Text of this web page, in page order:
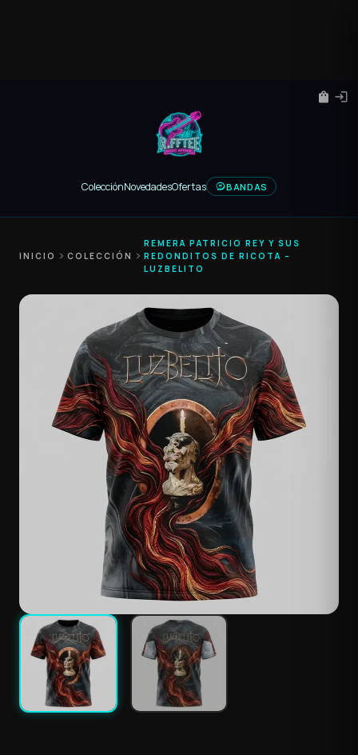
ColecciónNovedadesOfertas BANDAS
shopping_bag login
INICIO chevron_right COLECCIÓN chevron_right
REMERA PATRICIO REY Y SUS
REDONDITOS DE RICOTA –
LUZBELITO